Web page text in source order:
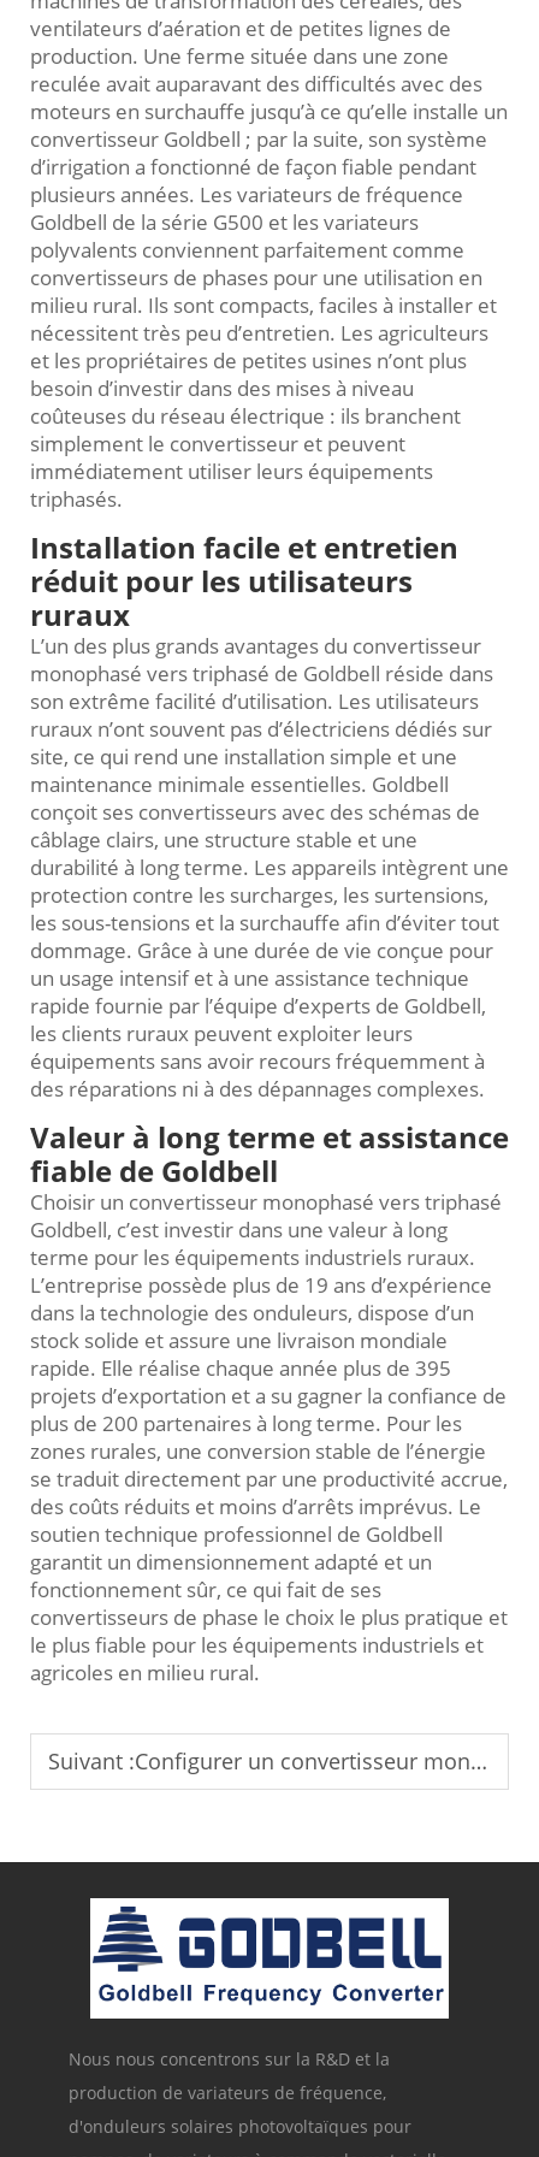
ventilateurs d’aération et de petites lignes de
production. Une ferme située dans une zone
reculée avait auparavant des difficultés avec des
moteurs en surchauffe jusqu’à ce qu’elle installe un
convertisseur Goldbell ; par la suite, son système
d’irrigation a fonctionné de façon fiable pendant
plusieurs années. Les variateurs de fréquence
Goldbell de la série G500 et les variateurs
polyvalents conviennent parfaitement comme
convertisseurs de phases pour une utilisation en
milieu rural. Ils sont compacts, faciles à installer et
nécessitent très peu d’entretien. Les agriculteurs
et les propriétaires de petites usines n’ont plus
besoin d’investir dans des mises à niveau
coûteuses du réseau électrique : ils branchent
simplement le convertisseur et peuvent
immédiatement utiliser leurs équipements
triphasés.
Installation facile et entretien
réduit pour les utilisateurs
ruraux
L’un des plus grands avantages du convertisseur
monophasé vers triphasé de Goldbell réside dans
son extrême facilité d’utilisation. Les utilisateurs
ruraux n’ont souvent pas d’électriciens dédiés sur
site, ce qui rend une installation simple et une
maintenance minimale essentielles. Goldbell
conçoit ses convertisseurs avec des schémas de
câblage clairs, une structure stable et une
durabilité à long terme. Les appareils intègrent une
protection contre les surcharges, les surtensions,
les sous-tensions et la surchauffe afin d’éviter tout
dommage. Grâce à une durée de vie conçue pour
un usage intensif et à une assistance technique
rapide fournie par l’équipe d’experts de Goldbell,
les clients ruraux peuvent exploiter leurs
équipements sans avoir recours fréquemment à
des réparations ni à des dépannages complexes.
Valeur à long terme et assistance
fiable de Goldbell
Choisir un convertisseur monophasé vers triphasé
Goldbell, c’est investir dans une valeur à long
terme pour les équipements industriels ruraux.
L’entreprise possède plus de 19 ans d’expérience
dans la technologie des onduleurs, dispose d’un
stock solide et assure une livraison mondiale
rapide. Elle réalise chaque année plus de 395
projets d’exportation et a su gagner la confiance de
plus de 200 partenaires à long terme. Pour les
zones rurales, une conversion stable de l’énergie
se traduit directement par une productivité accrue,
des coûts réduits et moins d’arrêts imprévus. Le
soutien technique professionnel de Goldbell
garantit un dimensionnement adapté et un
fonctionnement sûr, ce qui fait de ses
convertisseurs de phase le choix le plus pratique et
le plus fiable pour les équipements industriels et
agricoles en milieu rural.
Suivant :Configurer un convertisseur monophasé vers triphasé pour les dispositifs d’irrigation mobiles.
Nous nous concentrons sur la R&D et la
production de variateurs de fréquence,
d'onduleurs solaires photovoltaïques pour